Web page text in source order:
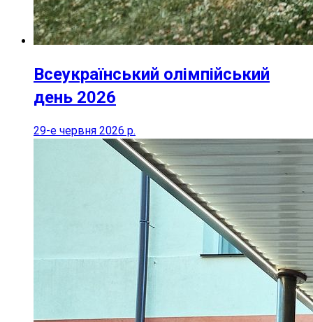
Всеукраїнський олімпійський
день 2026
29-е червня 2026 р.